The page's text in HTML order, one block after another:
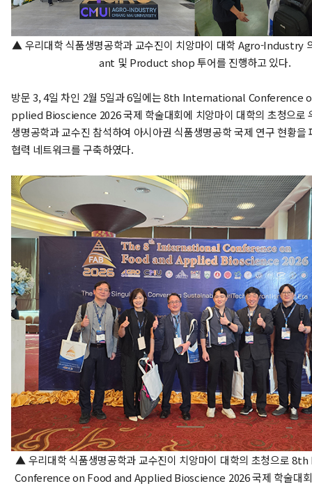
▲ 우리대학 식품생명공학과 교수진이 치앙마이 대학 Agro-
ant 및 Product shop 투어를 진행하고 있다.
방문 3, 4일 차인 2월 5일과 6일에는 8th International Conference
pplied Bioscience 2026 국제 학술대회에 치앙마이 대학의 초청으로
생명공학과 교수진 참석하여 아시아권 식품생명공학 국제 연구 현황을
협력 네트워크를 구축하였다.
▲ 우리대학 식품생명공학과 교수진이 치앙마이 대학의 초청으로
Conference on Food and Applied Bioscience 2026 국제 학술대회